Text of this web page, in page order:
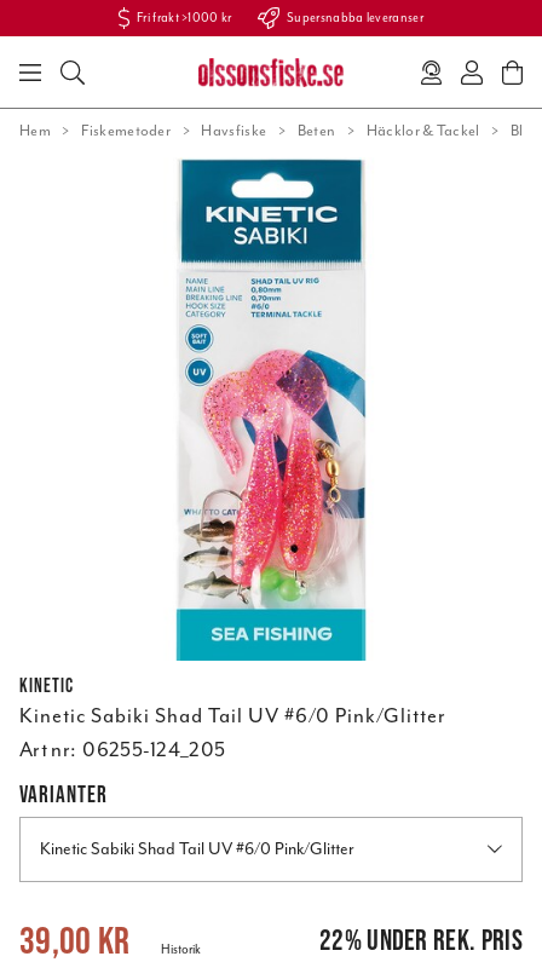
Fri frakt >1000 kr Supersnabba leveranser
Hem Fiskemetoder Havsfiske Beten Häcklor & Tackel
Kinetic
Kinetic Sabiki Shad Tail UV #6/0 Pink/Glitter
Art nr: 06255-124_205
VARIANTER
Kinetic Sabiki Shad Tail UV #6/0 Pink/Glitter
Nuvarande pris: 49,95 kr
39,00 kr Historik 22%under rek. pris